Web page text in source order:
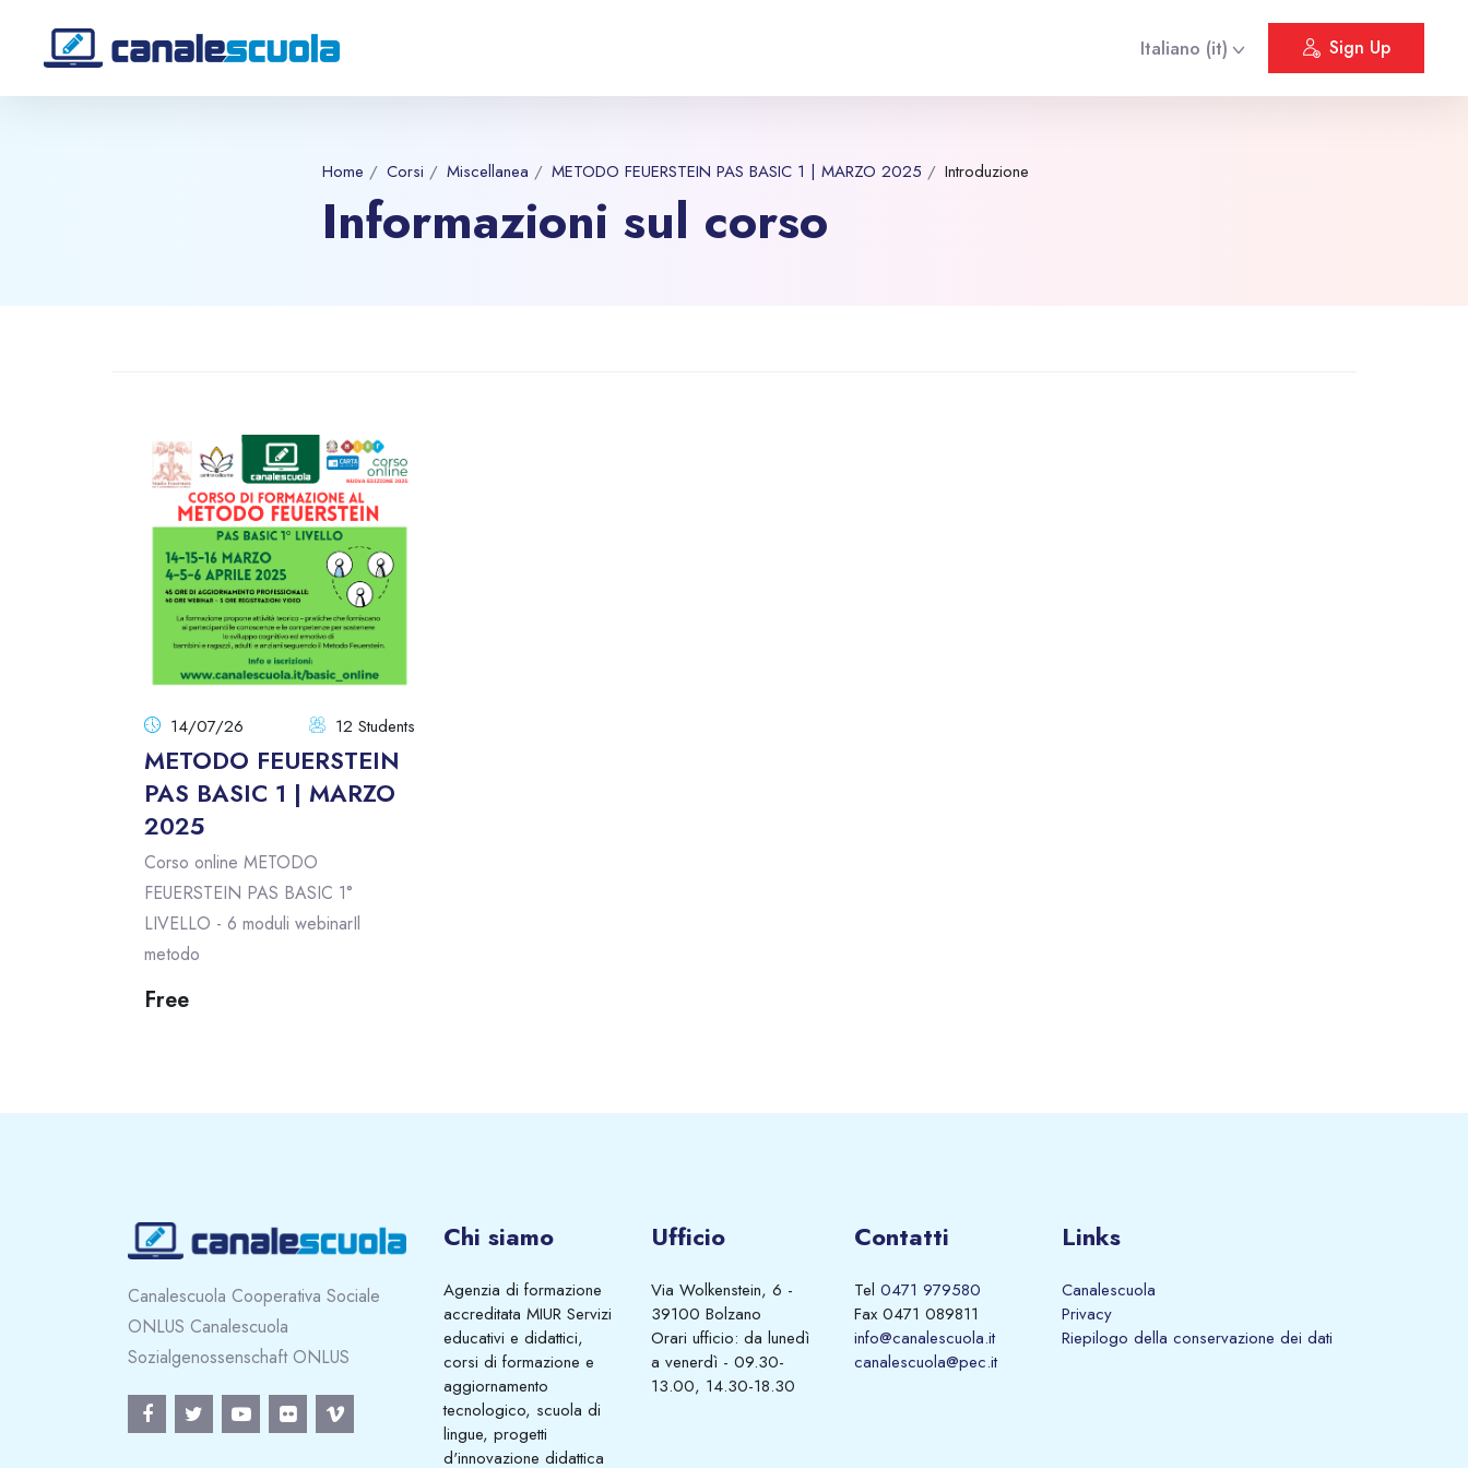
Italiano ‎(it)‎ Sign Up
Home Corsi Miscellanea METODO FEUERSTEIN PAS BASIC 1 | MARZO 2025 Introduzione
Informazioni sul corso
14/07/26 12 Students
METODO FEUERSTEIN
PAS BASIC 1 | MARZO
2025
Corso online METODO
FEUERSTEIN PAS BASIC 1°
LIVELLO - 6 moduli webinarIl
metodo
Free
Canalescuola Cooperativa Sociale
ONLUS Canalescuola
Sozialgenossenschaft ONLUS
Chi siamo
Agenzia di formazione
accreditata MIUR Servizi
educativi e didattici,
corsi di formazione e
aggiornamento
tecnologico, scuola di
lingue, progetti
d'innovazione didattica
Ufficio
Via Wolkenstein, 6 -
39100 Bolzano
Orari ufficio: da lunedì
a venerdì - 09.30-
13.00, 14.30-18.30
Contatti
Tel 0471 979580
Fax 0471 089811
info@canalescuola.it
canalescuola@pec.it
Links
Canalescuola
Privacy
Riepilogo della conservazione dei dati